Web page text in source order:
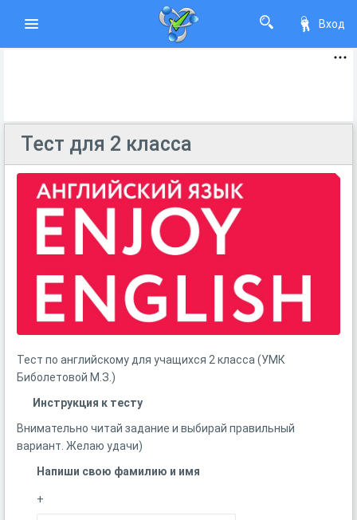
Вход
Тест для 2 класса
Тест по английскому для учащихся 2 класса (УМК
Биболетовой М.З.)
Инструкция к тесту
Внимательно читай задание и выбирай правильный
вариант. Желаю удачи)
Напиши свою фамилию и имя
+